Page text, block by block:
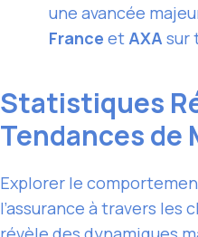
une avancée
France et AXA sur
Statistiques
Tendances de
Explorer le
l’assurance à travers les